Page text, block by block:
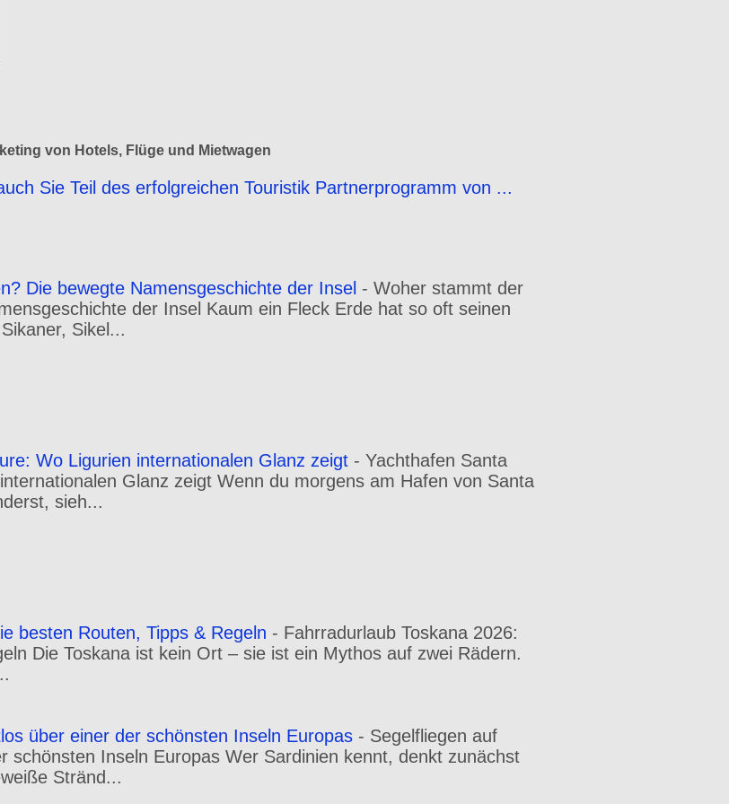
von Hotels, Flüge und Mietwagen
Sie Teil des erfolgreichen Touristik Partnerprogramm von ...
Die bewegte Namensgeschichte der Insel - Woher stammt der
der Insel Kaum ein Fleck Erde hat so oft seinen
Sikel...
Wo Ligurien internationalen Glanz zeigt - Yachthafen Santa
Glanz zeigt Wenn du morgens am Hafen von Santa
sieh...
besten Routen, Tipps & Regeln - Fahrradurlaub Toskana 2026:
Die Toskana ist kein Ort – sie ist ein Mythos auf zwei Rädern.
über einer der schönsten Inseln Europas - Segelfliegen auf
schönsten Inseln Europas Wer Sardinien kennt, denkt zunächst
Stränd...